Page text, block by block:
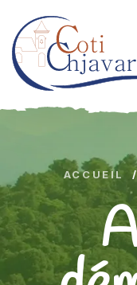
ACCUEIL /